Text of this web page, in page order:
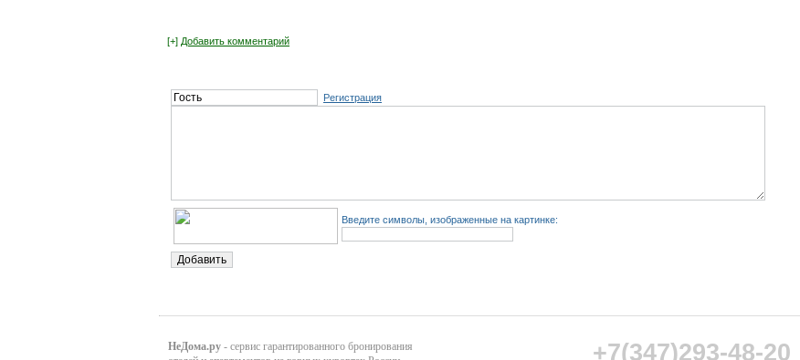
[+] Добавить комментарий
Регистрация
Введите символы, изображенные на картинке:
НеДома.ру - сервис гарантированного бронирования
+7(347)293-48-20